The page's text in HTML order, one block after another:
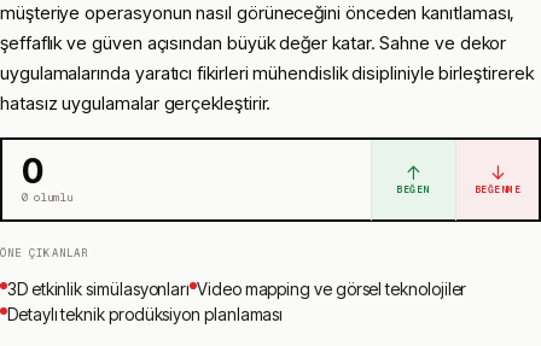
müşteriye operasyonun nasıl görüneceğini önceden kanıtlaması,
şeffaflık ve güven açısından büyük değer katar. Sahne ve dekor
uygulamalarında yaratıcı fikirleri mühendislik disipliniyle birleştirerek
hatasız uygulamalar gerçekleştirir.
0
0olumlu
↑
BEĞEN
↓
BEĞENME
ÖNE ÇIKANLAR
3D etkinlik simülasyonları Video mapping ve görsel teknolojiler
Detaylı teknik prodüksiyon planlaması